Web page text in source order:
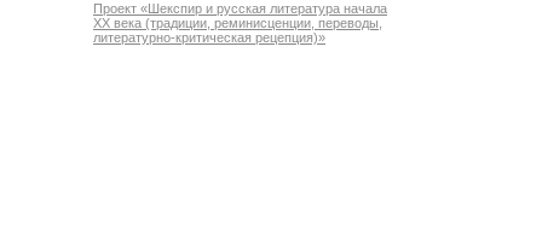
Проект «Шекспир и русская литература начала
XX века (традиции, реминисценции, переводы,
литературно-критическая рецепция)»